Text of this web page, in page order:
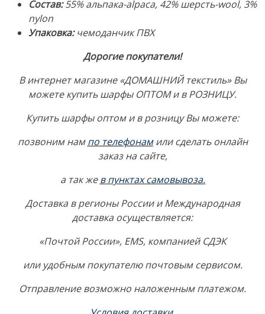
nylon.
Производитель:
ТМ
Перу
Состав:55% альпака-alpaca, 42% шерсть-wool, 3%
nylon
Упаковка:чемоданчик ПВХ
Дорогие покупатели!
В интернет магазине «ДОМАШНИЙ текстиль» Вы
можете купить шарфы ОПТОМ и в РОЗНИЦУ.
Купить шарфы оптом и в розницу Вы можете:
позвоним нампо телефонамили сделать онлайн
заказ на сайте,
а так жевпунктах самовывоза.
Доставка в регионы России и Международная
доставка осуществляется:
«Почтой России», EMS, компанией СДЭК
или удобным покупателю почтовым сервисом.
Отправление возможно наложенным платежом.